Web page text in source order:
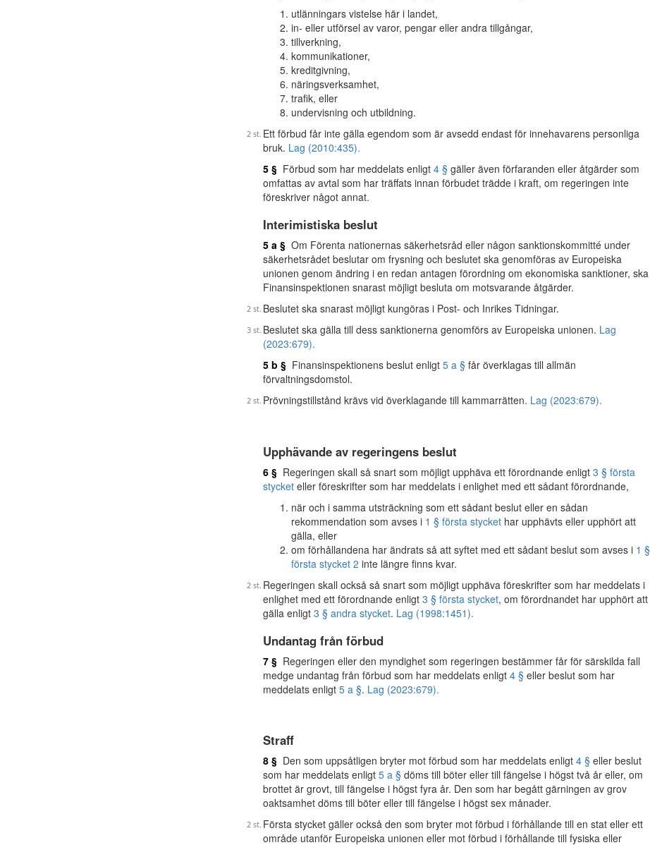
utlänningars vistelse här i landet,
in- eller utförsel av varor, pengar eller andra tillgångar,
tillverkning,
kommunikationer,
kreditgivning,
näringsverksamhet,
trafik, eller
undervisning och utbildning.
Ett förbud får inte gälla egendom som är avsedd endast för innehavarens personliga
bruk. Lag (2010:435).
5 § Förbud som har meddelats enligt 4 § gäller även förfaranden eller åtgärder som
omfattas av avtal som har träffats innan förbudet trädde i kraft, om regeringen inte
föreskriver något annat.
Interimistiska beslut
5 a § Om Förenta nationernas säkerhetsråd eller någon sanktionskommitté under
säkerhetsrådet beslutar om frysning och beslutet ska genomföras av Europeiska
unionen genom ändring i en redan antagen förordning om ekonomiska sanktioner, ska
Finansinspektionen snarast möjligt besluta om motsvarande åtgärder.
Beslutet ska snarast möjligt kungöras i Post- och Inrikes Tidningar.
Beslutet ska gälla till dess sanktionerna genomförs av Europeiska unionen. Lag
(2023:679).
5 b § Finansinspektionens beslut enligt 5 a § får överklagas till allmän
förvaltningsdomstol.
Prövningstillstånd krävs vid överklagande till kammarrätten. Lag (2023:679).
Upphävande av regeringens beslut
6 § Regeringen skall så snart som möjligt upphäva ett förordnande enligt 3 § första
stycket eller föreskrifter som har meddelats i enlighet med ett sådant förordnande,
när och i samma utsträckning som ett sådant beslut eller en sådan
rekommendation som avses i 1 § första stycket har upphävts eller upphört att
gälla, eller
om förhållandena har ändrats så att syftet med ett sådant beslut som avses i 1 §
första stycket 2 inte längre finns kvar.
Regeringen skall också så snart som möjligt upphäva föreskrifter som har meddelats i
enlighet med ett förordnande enligt 3 § första stycket, om förordnandet har upphört att
gälla enligt 3 § andra stycket. Lag (1998:1451).
Undantag från förbud
7 § Regeringen eller den myndighet som regeringen bestämmer får för särskilda fall
medge undantag från förbud som har meddelats enligt 4 § eller beslut som har
meddelats enligt 5 a §. Lag (2023:679).
Straff
8 § Den som uppsåtligen bryter mot förbud som har meddelats enligt 4 § eller beslut
som har meddelats enligt 5 a § döms till böter eller till fängelse i högst två år eller, om
brottet är grovt, till fängelse i högst fyra år. Den som har begått gärningen av grov
oaktsamhet döms till böter eller till fängelse i högst sex månader.
Första stycket gäller också den som bryter mot förbud i förhållande till en stat eller ett
område utanför Europeiska unionen eller mot förbud i förhållande till fysiska eller